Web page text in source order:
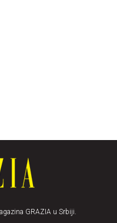
GRAZIA u Srbiji.